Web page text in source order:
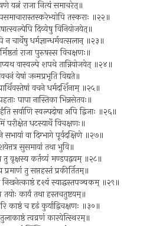
यत्नं राजा नित्यं समाचरेत्॥
तस्कराः ॥२२॥
दिव्येषु विनियोजयेत्॥
न चार्थेषु धर्मज्ञान्धर्मवत्सलान् ॥२३॥
राजा पुरुषस्स विचक्षणः॥
वास्वल्पे शपथे तान्नियोजयेत् ॥२४॥
येषां जन्मप्रभृति विद्यते॥
वचने धर्मदर्शिनाम् ॥२५॥
पापा नास्तिका भिन्नसेतवः॥
सर्वाणि स्वल्पदोषा अपि द्विजाः ॥२६॥
परीक्षेत धटस्यार्थे विचक्षणः॥
सभायां वा दिग्भागे पूर्वदक्षिणे ॥२७॥
सुसमायां तथा भुवि॥
तु वृक्षस्य कर्तव्यं मण्डपद्वयम् ॥२८॥
तु सप्तहस्तं प्रकीर्तितम्॥
निखनेत्काष्ठं दृश्यं स्याद्धस्तपञ्चकम् ॥२९॥
कार्यं तथा हस्तचतुष्टयम्॥
काष्ठं च दृढं कुर्याद्विचक्षणः ॥३०॥
त्वव्रणं कारयेत्स्थिरम्॥